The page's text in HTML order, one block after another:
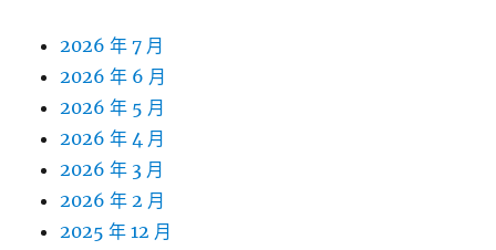
2026 年 7 月
2026 年 6 月
2026 年 5 月
2026 年 4 月
2026 年 3 月
2026 年 2 月
2025 年 12 月